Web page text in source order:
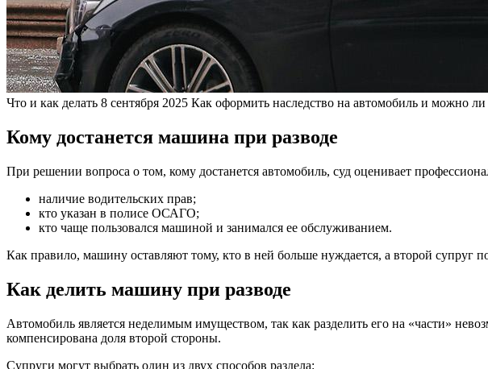
Что и как делать 8 сентября 2025 Как оформить наследство на автомобиль и можно
Кому достанется машина при разводе
При решении вопроса о том, кому достанется автомобиль, суд оценивает
наличие водительских прав;
кто указан в полисе ОСАГО;
кто чаще пользовался машиной и занимался ее обслуживанием.
Как правило, машину оставляют тому, кто в ней больше нуждается, а второй супруг
Как делить машину при разводе
Автомобиль является неделимым имуществом, так как разделить его на «части»
компенсирована доля второй стороны.
Супруги могут выбрать один из двух способов раздела: